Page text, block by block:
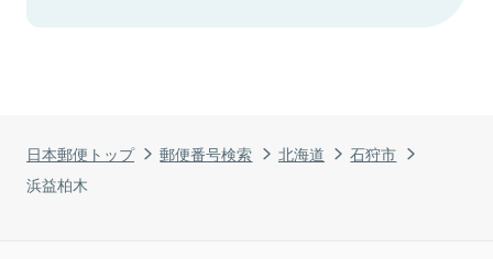
日本郵便トップ 郵便番号検索 北海道
石狩市
浜益柏木